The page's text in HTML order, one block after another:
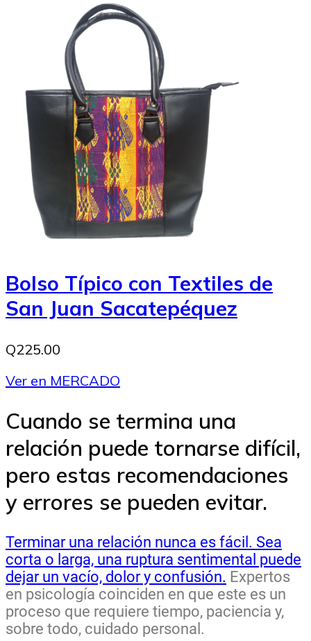
Bolso Típico con Textiles de
San Juan Sacatepéquez
Q225.00
Ver en MERCADO
Cuando se termina una
relación puede tornarse difícil,
pero estas recomendaciones
y errores se pueden evitar.
Terminar una relación nunca es fácil. Sea
corta o larga, una ruptura sentimental puede
dejar un vacío, dolor y confusión. Expertos
en psicología coinciden en que este es un
proceso que requiere tiempo, paciencia y,
sobre todo, cuidado personal.